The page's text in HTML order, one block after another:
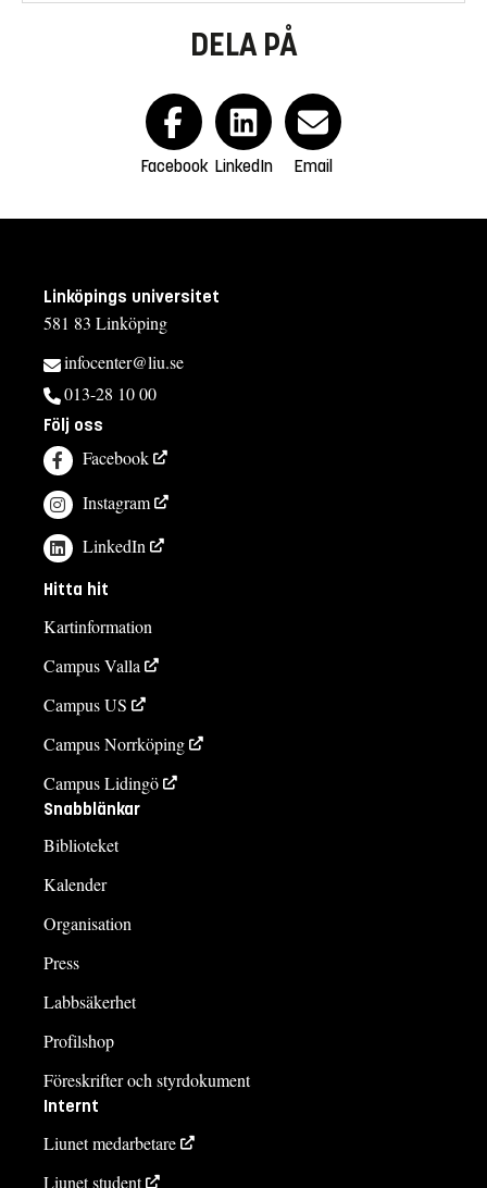
DELA PÅ
Facebook LinkedIn Email
Linköpings universitet
581 83 Linköping
infocenter@liu.se
013-28 10 00
Följ oss
Facebook
Instagram
LinkedIn
Hitta hit
Kartinformation
Campus Valla
Campus US
Campus Norrköping
Campus Lidingö
Snabblänkar
Biblioteket
Kalender
Organisation
Press
Labbsäkerhet
Profilshop
Föreskrifter och styrdokument
Internt
Liunet medarbetare
Liunet student